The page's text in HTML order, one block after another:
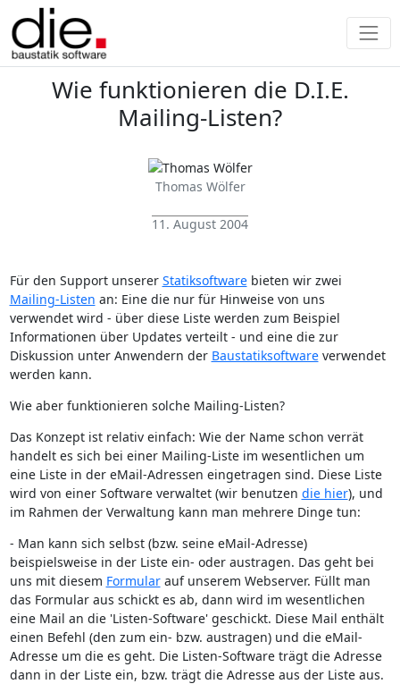
Wie funktionieren die D.I.E.
Mailing-Listen?
Thomas Wölfer
11. August 2004
Für den Support unserer Statiksoftwarebieten wir zwei
Mailing-Listen an: Eine die nur für Hinweise von uns
verwendet wird - über diese Liste werden zum Beispiel
Informationen über Updates verteilt - und eine die zur
Diskussion unter Anwendern der Baustatiksoftwareverwendet
werden kann.
Wie aber funktionieren solche Mailing-Listen?
Das Konzept ist relativ einfach: Wie der Name schon verrät
handelt es sich bei einer Mailing-Liste im wesentlichen um
eine Liste in der eMail-Adressen eingetragen sind. Diese Liste
wird von einer Software verwaltet (wir benutzen die hier), und
im Rahmen der Verwaltung kann man mehrere Dinge tun:
- Man kann sich selbst (bzw. seine eMail-Adresse)
beispielsweise in der Liste ein- oder austragen. Das geht bei
uns mit diesem Formularauf unserem Webserver. Füllt man
das Formular aus schickt es ab, dann wird im wesentlichen
eine Mail an die 'Listen-Software' geschickt. Diese Mail enthält
einen Befehl (den zum ein- bzw. austragen) und die eMail-
Adresse um die es geht. Die Listen-Software trägt die Adresse
dann in der Liste ein, bzw. trägt die Adresse aus der Liste aus.